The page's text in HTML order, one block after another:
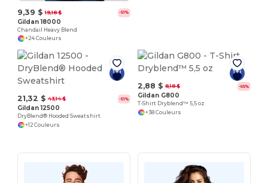
9,39 $ 19,18 $ -51%
Gildan 18000
Chandail Heavy Blend
+24 Couleurs
21,32 $ 43,14 $ -51%
Gildan 12500
DryBlend® Hooded Sweatshirt
+12 Couleurs
2,88 $ 8,18 $ -65%
Gildan G800
T-Shirt Dryblend™ 5,5 oz
+38 Couleurs